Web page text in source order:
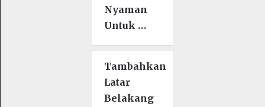
Nyaman
Untuk …
Tambahkan
Latar
Belakang